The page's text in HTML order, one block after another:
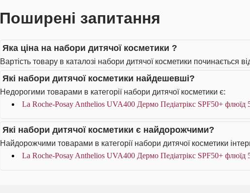
Поширені запитання
Яка ціна на набори дитячої косметики ?
Вартість товару в каталозі набори дитячої косметики починається
Які набори дитячої косметики найдешевші?
Недорогими товарами в категорії набори дитячої косметики є:
La Roche-Posay Anthelios UVA400 Дермо Педіатрікс SPF50+ флюїд
Які набори дитячої косметики є найдорожчими?
Найдорожчими товарами в категорії набори дитячої косметики
La Roche-Posay Anthelios UVA400 Дермо Педіатрікс SPF50+ флюїд